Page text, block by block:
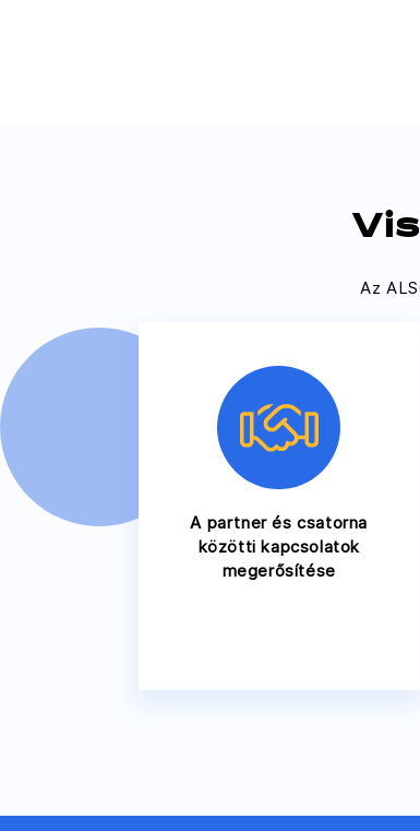
Az
A partner és csatorna
közötti kapcsolatok
megerősítése